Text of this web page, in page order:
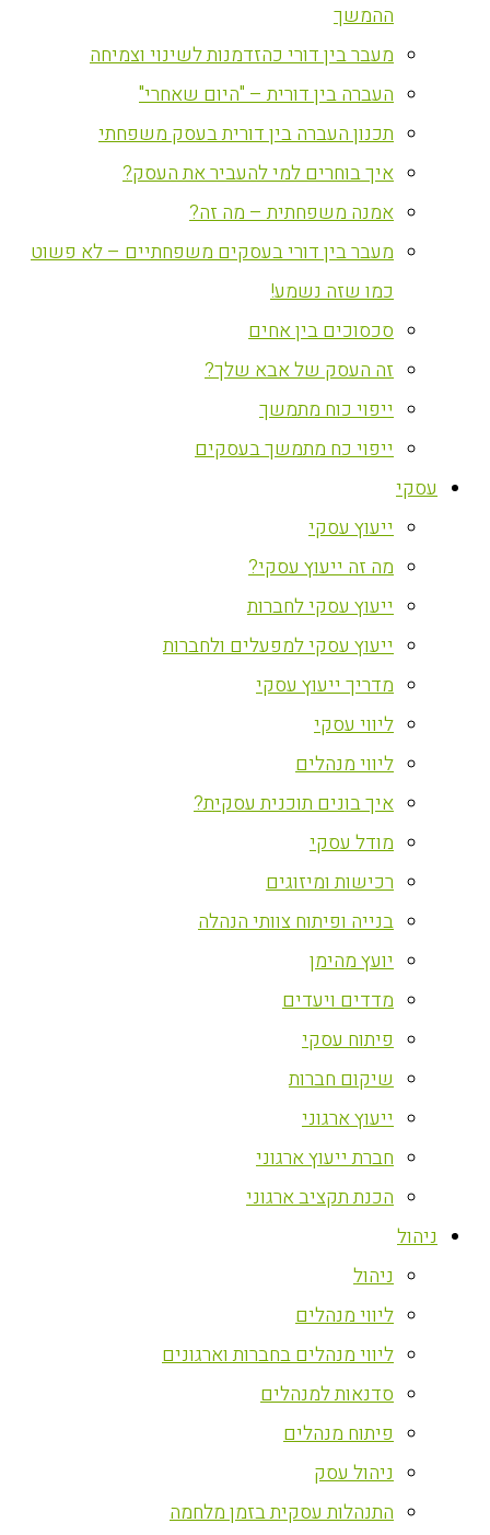
ההמשך
מעבר בין דורי כהזדמנות לשינוי וצמיחה
העברה בין דורית – "היום שאחרי"
תכנון העברה בין דורית בעסק משפחתי
איך בוחרים למי להעביר את העסק?
אמנה משפחתית – מה זה?
מעבר בין דורי בעסקים משפחתיים – לא פשוט
כמו שזה נשמע!
סכסוכים בין אחים
זה העסק של אבא שלך?
ייפוי כוח מתמשך
ייפוי כח מתמשך בעסקים
עסקי
ייעוץ עסקי
מה זה ייעוץ עסקי?
ייעוץ עסקי לחברות
ייעוץ עסקי למפעלים ולחברות
מדריך ייעוץ עסקי
ליווי עסקי
ליווי מנהלים
איך בונים תוכנית עסקית?
מודל עסקי
רכישות ומיזוגים
בנייה ופיתוח צוותי הנהלה
יועץ מהימן
מדדים ויעדים
פיתוח עסקי
שיקום חברות
ייעוץ ארגוני
חברת ייעוץ ארגוני
הכנת תקציב ארגוני
ניהול
ניהול
ליווי מנהלים
ליווי מנהלים בחברות וארגונים
סדנאות למנהלים
פיתוח מנהלים
ניהול עסק
התנהלות עסקית בזמן מלחמה